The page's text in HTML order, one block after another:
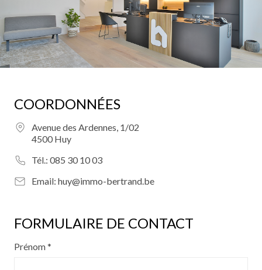
COORDONNÉES
Avenue des Ardennes, 1/02
4500 Huy
Tél.: 085 30 10 03
Email: huy@immo-bertrand.be
FORMULAIRE DE CONTACT
Prénom *